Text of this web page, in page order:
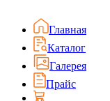
Главная
Каталог
Галерея
Прайс